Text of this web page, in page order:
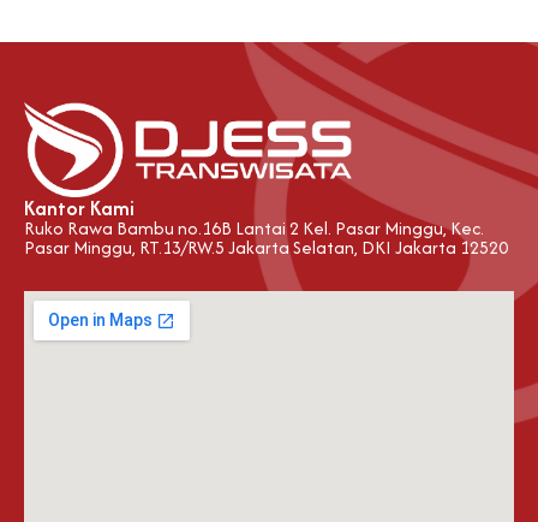
Kantor Kami
Ruko Rawa Bambu no.16B Lantai 2 Kel. Pasar Minggu, Kec.
Pasar Minggu, RT.13/RW.5 Jakarta Selatan, DKI Jakarta 12520